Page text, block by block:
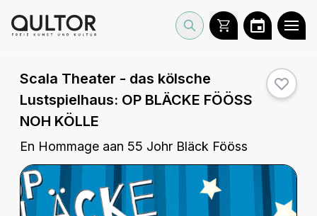
Scala Theater - das kölsche
Lustspielhaus: OP BLÄCKE FÖÖSS
NOH KÖLLE
En Hommage aan 55 Johr Bläck Fööss